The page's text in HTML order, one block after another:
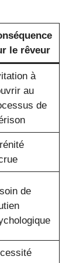
le rêveur
à
au
de
de